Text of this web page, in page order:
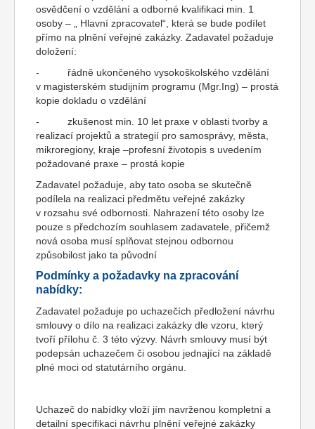
osvědčení o vzdělání a odborné kvalifikaci min. 1
osoby – „ Hlavní zpracovatel“, která se bude podílet
přímo na plnění veřejné zakázky. Zadavatel požaduje
doložení:
- řádně ukončeného vysokoškolského vzdělání
v magisterském studijním programu (Mgr.Ing) – prostá
kopie dokladu o vzdělání
- zkušenost min. 10 let praxe v oblasti tvorby a
realizací projektů a strategií pro samosprávy, města,
mikroregiony, kraje –profesní životopis s uvedením
požadované praxe – prostá kopie
Zadavatel požaduje, aby tato osoba se skutečně
podílela na realizaci předmětu veřejné zakázky
v rozsahu své odbornosti. Nahrazení této osoby lze
pouze s předchozím souhlasem zadavatele, přičemž
nová osoba musí splňovat stejnou odbornou
způsobilost jako ta původní
Podmínky a požadavky na zpracování
nabídky:
Zadavatel požaduje po uchazečích předložení návrhu
smlouvy o dílo na realizaci zakázky dle vzoru, který
tvoří přílohu č. 3 této výzvy. Návrh smlouvy musí být
podepsán uchazečem či osobou jednající na základě
plné moci od statutárního orgánu.
Uchazeč do nabídky vloží jím navrženou kompletní a
detailní specifikaci návrhu plnění veřejné zakázky